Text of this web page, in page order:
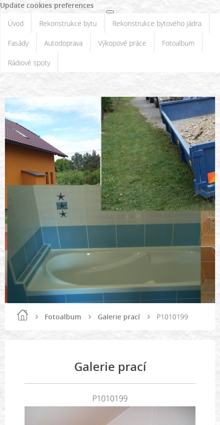
Update cookies preferences
Úvod
Rekonstrukce bytu Rekonstrukce bytového jádra
Fasády Autodoprava Výkopové práce Fotoalbum
Rádiové spoty
Fotoalbum Galerie prací P1010199
Galerie prací
P1010199